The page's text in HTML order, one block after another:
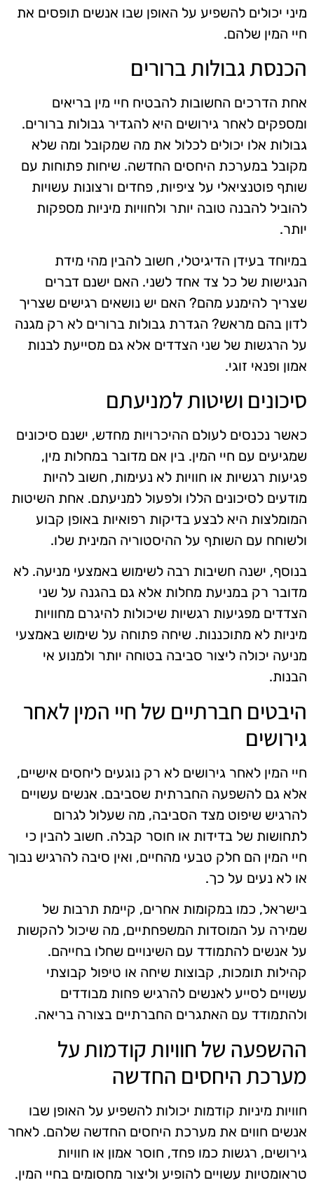
מיני יכולים להשפיע על האופן שבו אנשים תופסים את
חיי המין שלהם.
הכנסת גבולות ברורים
אחת הדרכים החשובות להבטיח חיי מין בריאים
ומספקים לאחר גירושים היא להגדיר גבולות ברורים.
גבולות אלו יכולים לכלול את מה שמקובל ומה שלא
מקובל במערכת היחסים החדשה. שיחות פתוחות עם
שותף פוטנציאלי על ציפיות, פחדים ורצונות עשויות
להוביל להבנה טובה יותר ולחוויות מיניות מספקות
יותר.
במיוחד בעידן הדיגיטלי, חשוב להבין מהי מידת
הנגישות של כל צד אחד לשני. האם ישנם דברים
שצריך להימנע מהם? האם יש נושאים רגישים שצריך
לדון בהם מראש? הגדרת גבולות ברורים לא רק מגנה
על הרגשות של שני הצדדים אלא גם מסייעת לבנות
אמון ופנאי זוגי.
סיכונים ושיטות למניעתם
כאשר נכנסים לעולם ההיכרויות מחדש, ישנם סיכונים
שמגיעים עם חיי המין. בין אם מדובר במחלות מין,
פגיעות רגשיות או חוויות לא נעימות, חשוב להיות
מודעים לסיכונים הללו ולפעול למניעתם. אחת השיטות
המומלצות היא לבצע בדיקות רפואיות באופן קבוע
ולשוחח עם השותף על ההיסטוריה המינית שלו.
בנוסף, ישנה חשיבות רבה לשימוש באמצעי מניעה. לא
מדובר רק במניעת מחלות אלא גם בהגנה על שני
הצדדים מפגיעות רגשיות שיכולות להיגרם מחוויות
מיניות לא מתוכננות. שיחה פתוחה על שימוש באמצעי
מניעה יכולה ליצור סביבה בטוחה יותר ולמנוע אי
הבנות.
היבטים חברתיים של חיי המין לאחר
גירושים
חיי המין לאחר גירושים לא רק נוגעים ליחסים אישיים,
אלא גם להשפעה החברתית שסביבם. אנשים עשויים
להרגיש שיפוט מצד הסביבה, מה שעלול לגרום
לתחושות של בדידות או חוסר קבלה. חשוב להבין כי
חיי המין הם חלק טבעי מהחיים, ואין סיבה להרגיש נבוך
או לא נעים על כך.
בישראל, כמו במקומות אחרים, קיימת תרבות של
שמירה על המוסדות המשפחתיים, מה שיכול להקשות
על אנשים להתמודד עם השינויים שחלו בחייהם.
קהילות תומכות, קבוצות שיחה או טיפול קבוצתי
עשויים לסייע לאנשים להרגיש פחות מבודדים
ולהתמודד עם האתגרים החברתיים בצורה בריאה.
ההשפעה של חוויות קודמות על
מערכת היחסים החדשה
חוויות מיניות קודמות יכולות להשפיע על האופן שבו
אנשים חווים את מערכת היחסים החדשה שלהם. לאחר
גירושים, רגשות כמו פחד, חוסר אמון או חוויות
טראומטיות עשויים להופיע וליצור מחסומים בחיי המין.